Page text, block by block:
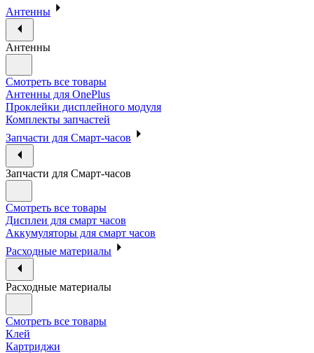
Антенны
Антенны
Смотреть все товары
Антенны для OnePlus
Проклейки дисплейного модуля
Комплекты запчастей
Запчасти для Смарт-часов
Запчасти для Смарт-часов
Смотреть все товары
Дисплеи для смарт часов
Аккумуляторы для смарт часов
Расходные материалы
Расходные материалы
Смотреть все товары
Клей
Картриджи